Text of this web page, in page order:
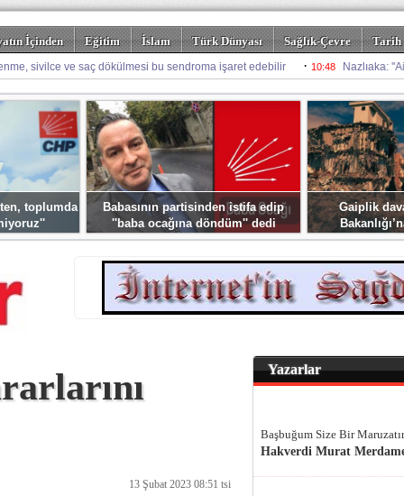
İçinden Eğitim İslam Türk Dünyası Sağlık-Çevre Tarih
Kalem Foto Galeriler
toplumda
Babasının partisinden istifa edip
''baba ocağına döndüm'' dedi
Gaiplik
13 Şubat 2023 08:51 tsi
Yazarlar
Başbuğum Size Bir
Hakverdi Murat